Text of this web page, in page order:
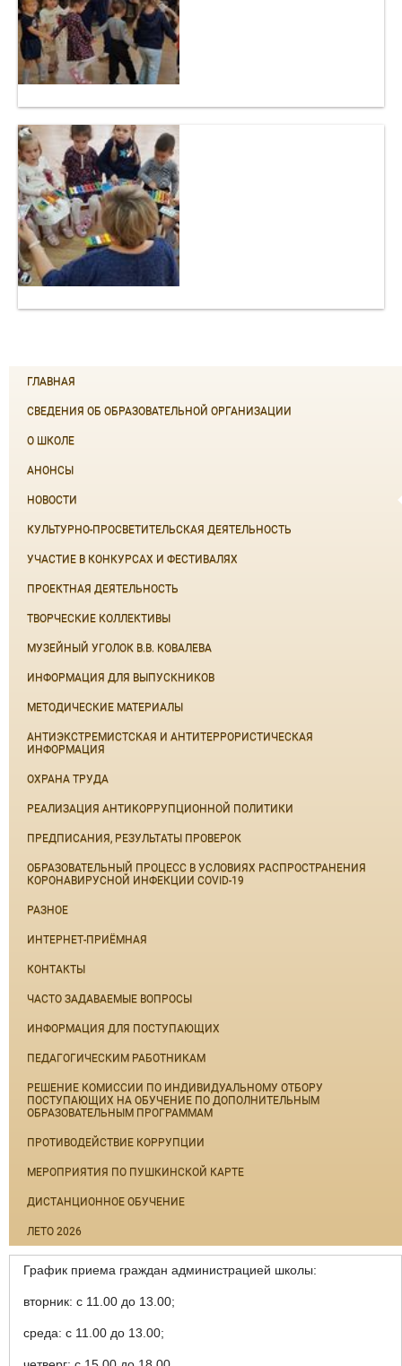
ГЛАВНАЯ
СВЕДЕНИЯ ОБ ОБРАЗОВАТЕЛЬНОЙ ОРГАНИЗАЦИИ
О ШКОЛЕ
АНОНСЫ
НОВОСТИ
КУЛЬТУРНО-ПРОСВЕТИТЕЛЬСКАЯ ДЕЯТЕЛЬНОСТЬ
УЧАСТИЕ В КОНКУРСАХ И ФЕСТИВАЛЯХ
ПРОЕКТНАЯ ДЕЯТЕЛЬНОСТЬ
ТВОРЧЕСКИЕ КОЛЛЕКТИВЫ
МУЗЕЙНЫЙ УГОЛОК В.В. КОВАЛЕВА
ИНФОРМАЦИЯ ДЛЯ ВЫПУСКНИКОВ
МЕТОДИЧЕСКИЕ МАТЕРИАЛЫ
АНТИЭКСТРЕМИСТСКАЯ И АНТИТЕРРОРИСТИЧЕСКАЯ
ИНФОРМАЦИЯ
ОХРАНА ТРУДА
РЕАЛИЗАЦИЯ АНТИКОРРУПЦИОННОЙ ПОЛИТИКИ
ПРЕДПИСАНИЯ, РЕЗУЛЬТАТЫ ПРОВЕРОК
ОБРАЗОВАТЕЛЬНЫЙ ПРОЦЕСС В УСЛОВИЯХ РАСПРОСТРАНЕНИЯ
КОРОНАВИРУСНОЙ ИНФЕКЦИИ COVID-19
РАЗНОЕ
ИНТЕРНЕТ-ПРИЁМНАЯ
КОНТАКТЫ
ЧАСТО ЗАДАВАЕМЫЕ ВОПРОСЫ
ИНФОРМАЦИЯ ДЛЯ ПОСТУПАЮЩИХ
ПЕДАГОГИЧЕСКИМ РАБОТНИКАМ
РЕШЕНИЕ КОМИССИИ ПО ИНДИВИДУАЛЬНОМУ ОТБОРУ
ПОСТУПАЮЩИХ НА ОБУЧЕНИЕ ПО ДОПОЛНИТЕЛЬНЫМ
ОБРАЗОВАТЕЛЬНЫМ ПРОГРАММАМ
ПРОТИВОДЕЙСТВИЕ КОРРУПЦИИ
МЕРОПРИЯТИЯ ПО ПУШКИНСКОЙ КАРТЕ
ДИСТАНЦИОННОЕ ОБУЧЕНИЕ
ЛЕТО 2026
График приема граждан администрацией школы:
вторник: с 11.00 до 13.00;
среда: с 11.00 до 13.00;